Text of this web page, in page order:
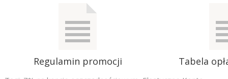
Regulamin promocji Tabela